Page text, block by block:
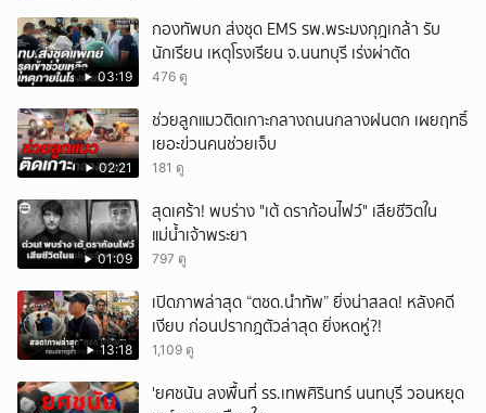
03:19
กองทัพบก ส่งชุด EMS รพ.พระมงกุฎเกล้า รับ
นักเรียน เหตุโรงเรียน จ.นนทบุรี เร่งผ่าตัด
476 ดู
02:21
ช่วยลูกแมวติดเกาะกลางถนนกลางฝนตก เผยฤทธิ์
เยอะข่วนคนช่วยเจ็บ
181 ดู
01:09
สุดเศร้า! พบร่าง "เต้ ดราก้อนไฟว์" เสียชีวิตใน
แม่น้ำเจ้าพระยา
797 ดู
13:18
เปิดภาพล่าสุด “ตชด.นำทัพ” ยิ่งน่าสลด! หลังคดี
เงียบ ก่อนปรากฎตัวล่าสุด ยิ่งหดหู่?!
1,109 ดู
'ยศชนัน ลงพื้นที่ รร.เทพศิรินทร์ นนทบุรี วอนหยุด